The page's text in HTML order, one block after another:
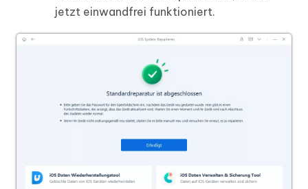
jetzt einwandfrei funktioniert.